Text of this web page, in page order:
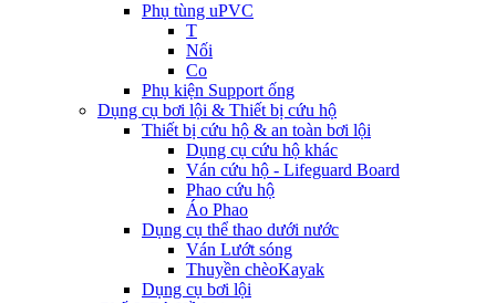
Phụ tùng uPVC
T
Nối
Co
Phụ kiện Support ống
Dụng cụ bơi lội & Thiết bị cứu hộ
Thiết bị cứu hộ & an toàn bơi lội
Dụng cụ cứu hộ khác
Ván cứu hộ - Lifeguard Board
Phao cứu hộ
Áo Phao
Dụng cụ thể thao dưới nước
Ván Lướt sóng
Thuyền chèoKayak
Dụng cụ bơi lội